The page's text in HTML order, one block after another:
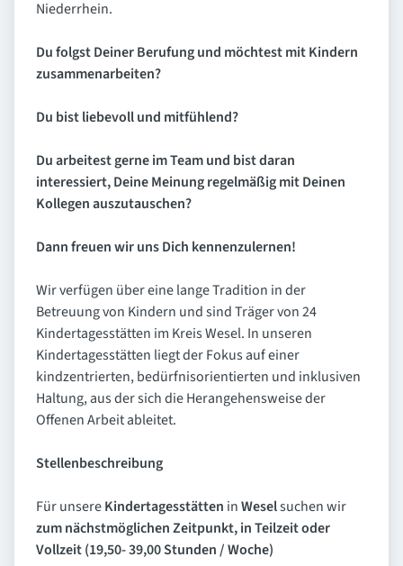
Niederrhein.
Du folgst Deiner Berufung und möchtest mit Kindern
zusammenarbeiten?
Du bist liebevoll und mitfühlend?
Du arbeitest gerne im Team und bist daran
interessiert, Deine Meinung regelmäßig mit Deinen
Kollegen auszutauschen?
Dann freuen wir uns Dich kennenzulernen!
Wir verfügen über eine lange Tradition in der
Betreuung von Kindern und sind Träger von 24
Kindertagesstätten im Kreis Wesel. In unseren
Kindertagesstätten liegt der Fokus auf einer
kindzentrierten, bedürfnisorientierten und inklusiven
Haltung, aus der sich die Herangehensweise der
Offenen Arbeit ableitet.
Stellenbeschreibung
Für unsereKindertagesstätten inWeselsuchen wir
zum nächstmöglichen Zeitpunkt,in Teilzeit oder
Vollzeit (19,50- 39,00 Stunden / Woche)